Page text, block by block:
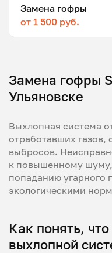
Замена гофры
от 1 500 руб.
Замена гофры
Ульяновске
Выхлопная система
отработавших
выбросов.
к повышенному
попаданию угарного
экологическими
Как понять,
выхлопной